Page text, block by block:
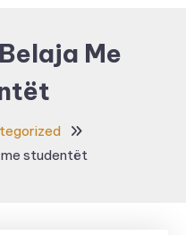
Me
me studentët